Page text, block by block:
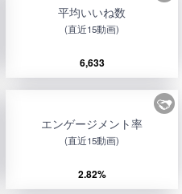
平均いいね数
(直近15動画)
6,633
エンゲージメント率
(直近15動画)
2.82%